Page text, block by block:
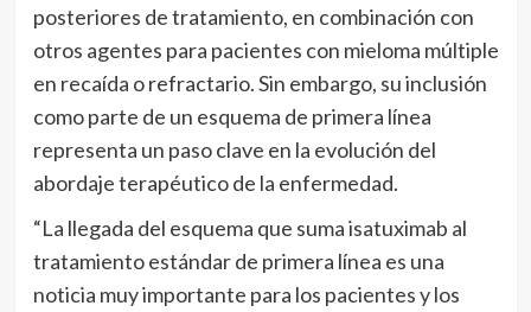
posteriores de tratamiento, en combinación con
otros agentes para pacientes con mieloma múltiple
en recaída o refractario. Sin embargo, su inclusión
como parte de un esquema de primera línea
representa un paso clave en la evolución del
abordaje terapéutico de la enfermedad.
“La llegada del esquema que suma isatuximab al
tratamiento estándar de primera línea es una
noticia muy importante para los pacientes y los